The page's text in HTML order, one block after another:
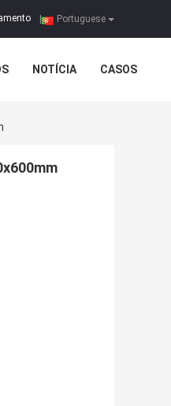
Portuguese
|
NOTÍCIA CASOS